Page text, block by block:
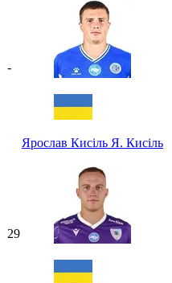
-
Ярослав Кисіль Я. Кисіль
29